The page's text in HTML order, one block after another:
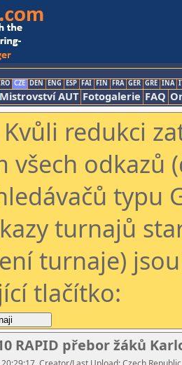
CZE DEN ENG ESP FAI FIN FRA GER GRE INA
Mistrovství AUT Fotogalerie FAQ
redukci
všech odkazů
typu
turnajů
turnaje)
tlačítko:
RAPID přebor žáků